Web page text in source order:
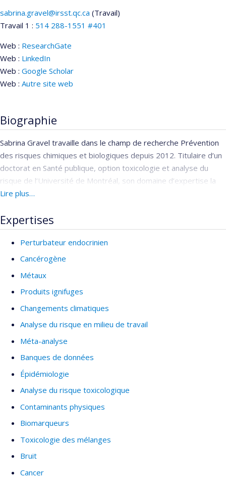
Courriels
sabrina.gravel@irsst.qc.ca (Travail)
Travail 1 : 514 288-1551 #401
Web : ResearchGate
Web : LinkedIn
Web : Google Scholar
Web : Autre site web
Biographie
Sabrina Gravel travaille dans le champ de recherche Prévention
des risques chimiques et biologiques depuis 2012. Titulaire d’un
doctorat en Santé publique, option toxicologie et analyse du
risque de l’Université de Montréal, son domaine d’expertise la
toxicodynamique des substances chimiques dans l’organisme ou
contaminants chimiques. Ses intérêts de recherche portent sur
les expositions dans les emplois dits « verts », sur les
perturbateurs endocriniens (principalement sur les substances
ignifuges), sur les sensibilisants et irritants et sur les pesticides.
Lire plus…
Expertises
Perturbateur endocrinien
Cancérogène
Métaux
Produits ignifuges
Changements climatiques
Analyse du risque en milieu de travail
Méta-analyse
Banques de données
Épidémiologie
Analyse du risque toxicologique
Contaminants physiques
Biomarqueurs
Toxicologie des mélanges
Bruit
Cancer